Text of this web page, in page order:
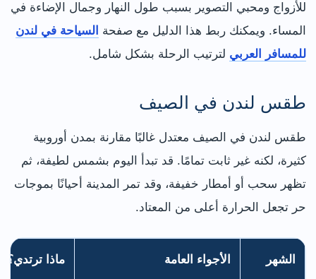
للأزواج ومحبي التصوير بسبب طول النهار وجمال الإضاءة في
المساء. ويمكنك ربط هذا الدليل مع صفحة السياحة في لندن
للمسافر العربي لترتيب الرحلة بشكل شامل.
طقس لندن في الصيف
طقس لندن في الصيف معتدل غالبًا مقارنة بمدن أوروبية
كثيرة، لكنه غير ثابت تمامًا. قد تبدأ اليوم بشمس لطيفة، ثم
تظهر سحب أو أمطار خفيفة، وقد تمر المدينة أحيانًا بموجات
حر تجعل الحرارة أعلى من المعتاد.
الشهر الأجواء العامة ماذا ترتدي؟